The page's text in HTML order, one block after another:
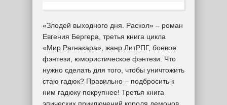
«Злодей выходного дня. Раскол» – роман
Евгения Бергера, третья книга цикла
«Мир Рагнакара», жанр ЛитРПГ, боевое
фэнтези, юмористическое фэнтези. Что
нужно сделать для того, чтобы уничтожить
стаю гадюк? Правильно – подбросить к
ним гадюку покрупнее! Третья книга
эпических приключений короля демонов